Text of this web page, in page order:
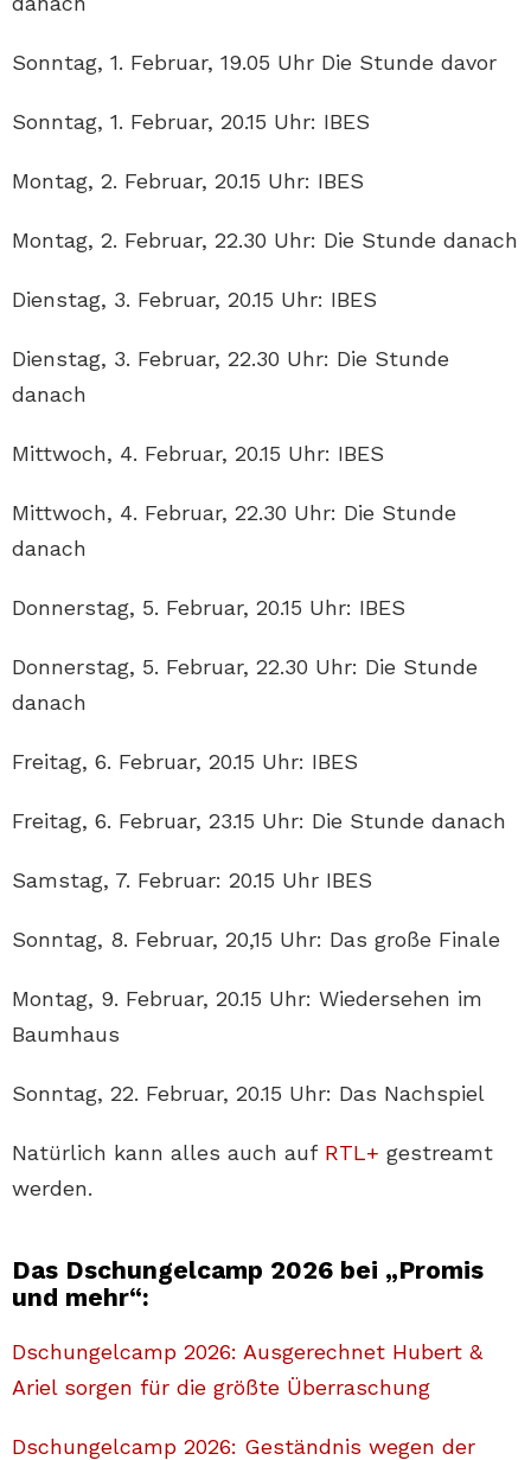
Sonntag, 1. Februar, 19.05 Uhr Die Stunde davor
Sonntag, 1. Februar, 20.15 Uhr: IBES
Montag, 2. Februar, 20.15 Uhr: IBES
Montag, 2. Februar, 22.30 Uhr: Die Stunde danach
Dienstag, 3. Februar, 20.15 Uhr: IBES
Dienstag, 3. Februar, 22.30 Uhr: Die Stunde
danach
Mittwoch, 4. Februar, 20.15 Uhr: IBES
Mittwoch, 4. Februar, 22.30 Uhr: Die Stunde
danach
Donnerstag, 5. Februar, 20.15 Uhr: IBES
Donnerstag, 5. Februar, 22.30 Uhr: Die Stunde
danach
Freitag, 6. Februar, 20.15 Uhr: IBES
Freitag, 6. Februar, 23.15 Uhr: Die Stunde danach
Samstag, 7. Februar: 20.15 Uhr IBES
Sonntag, 8. Februar, 20,15 Uhr: Das große Finale
Montag, 9. Februar, 20.15 Uhr: Wiedersehen im
Baumhaus
Sonntag, 22. Februar, 20.15 Uhr: Das Nachspiel
Natürlich kann alles auch auf RTL+ gestreamt
werden.
Das Dschungelcamp 2026 bei „Promis
und mehr“:
Dschungelcamp 2026: Ausgerechnet Hubert &
Ariel sorgen für die größte Überraschung
Dschungelcamp 2026: Geständnis wegen der